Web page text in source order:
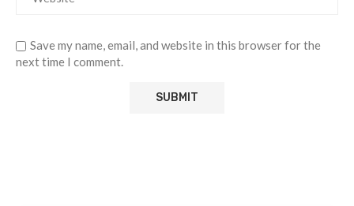
Save my name, email, and website in this browser for the
next time I comment.